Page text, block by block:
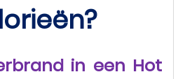
in een Hot